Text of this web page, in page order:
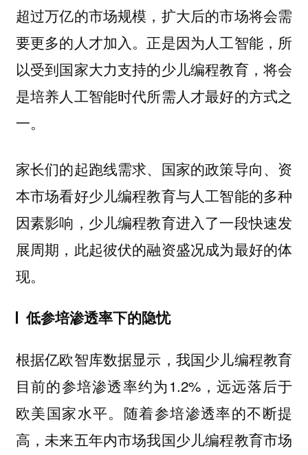
超过万亿的市场规模，扩大后的市场将会需
要更多的人才加入。正是因为人工智能，所
以受到国家大力支持的少儿编程教育，将会
是培养人工智能时代所需人才最好的方式之
一。
家长们的起跑线需求、国家的政策导向、资
本市场看好少儿编程教育与人工智能的多种
因素影响，少儿编程教育进入了一段快速发
展周期，此起彼伏的融资盛况成为最好的体
现。
低参培渗透率下的隐忧
根据亿欧智库数据显示，我国少儿编程教育
目前的参培渗透率约为1.2%，远远落后于
欧美国家水平。随着参培渗透率的不断提
高，未来五年内市场我国少儿编程教育市场